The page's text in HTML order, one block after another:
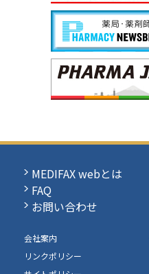
MEDIFAX webとは
FAQ
お問い合わせ
会社案内
リンクポリシー